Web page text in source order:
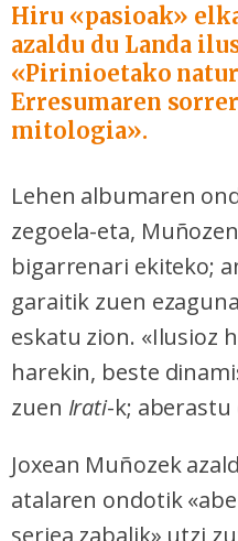
Hiru «pasioak»
azaldu du Landa
«Pirinioetako
Erresumaren
mitologia».
Lehen albumaren
zegoela-eta,
bigarrenari ekiteko;
garaitik zuen
eskatu zion. «Ilusioz
harekin, beste
zuen Irati-k; aberastu
Joxean Muñozek
atalaren ondotik
seriea zabalik» utzi